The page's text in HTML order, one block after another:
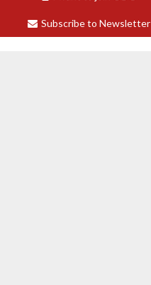
Subscribe to Newsletter